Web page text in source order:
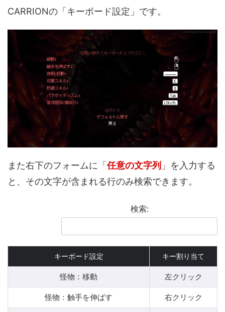
CARRIONの「キーボード設定」です。
また右下のフォームに「任意の文字列 」を入力する
と、その文字が含まれる行のみ検索できます。
検索:
キーボード設定 キー割り当て
怪物：移動 左クリック
怪物：触手を伸ばす 右クリック